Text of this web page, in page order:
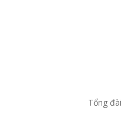
Tổng